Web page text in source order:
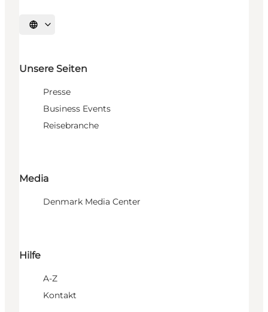
Sprache auswählen
Unsere Seiten
Presse
Business Events
Reisebranche
Media
Denmark Media Center
Hilfe
A-Z
Kontakt